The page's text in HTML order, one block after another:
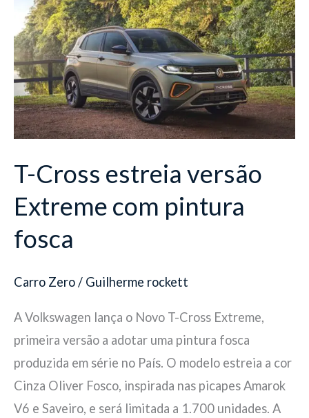
T-Cross estreia versão
Extreme com pintura
fosca
Carro Zero/ Guilherme rockett
A Volkswagen lança o Novo T-Cross Extreme,
primeira versão a adotar uma pintura fosca
produzida em série no País. O modelo estreia a cor
Cinza Oliver Fosco, inspirada nas picapes Amarok
V6 e Saveiro, e será limitada a 1.700 unidades. A
Cross
estreia
versão
Extreme
com
pintura